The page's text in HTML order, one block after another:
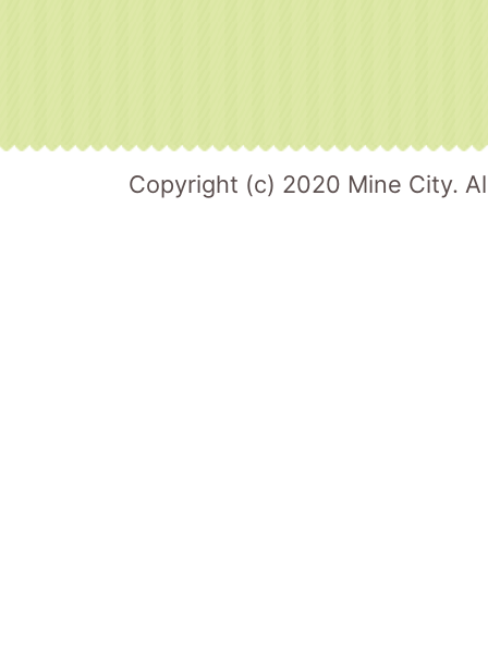
Copyright (c) 2020 Mine City.